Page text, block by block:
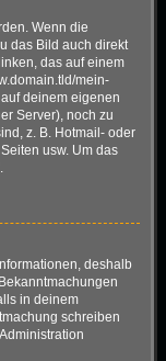
Wenn die
das Bild auch direkt
das auf einem
mein-
deinem eigenen
Server), noch zu
z. B. Hotmail- oder
usw. Um das
deshalb
in deinem
schreiben